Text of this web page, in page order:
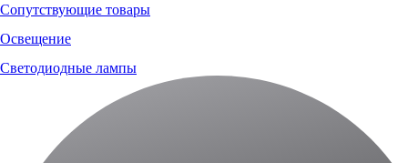
Сопутствующие товары
Освещение
Светодиодные лампы